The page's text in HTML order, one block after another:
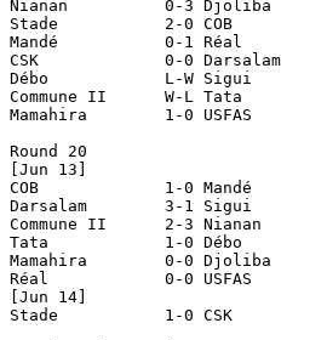
Nianan		0-3 Djoliba
Stade		2-0 COB
Mandé		0-1 Réal
CSK		0-0 Darsalam
Débo		L-W Sigui
Commune II	W-L Tata
Mamahira	1-0 USFAS
Round 20
[Jun 13]
COB		1-0 Mandé
Darsalam	3-1 Sigui
Commune II	2-3 Nianan
Tata		1-0 Débo
Mamahira	0-0 Djoliba
Réal		0-0 USFAS
[Jun 14]
Stade		1-0 CSK